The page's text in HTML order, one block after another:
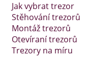
Jak vybrat trezor
Stěhování trezorů
Montáž trezorů
Otevíraní trezorů
Trezory na míru